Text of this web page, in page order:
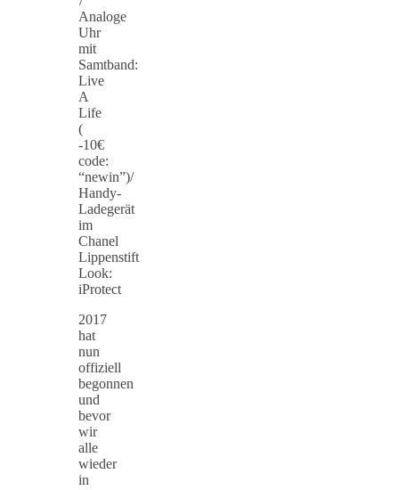
Analoge
Uhr
mit
Samtband:
Live
A
Life
(
-10€
code:
“newin”)/
Handy-
Ladegerät
im
Chanel
Lippenstift
Look:
iProtect
2017
hat
nun
offiziell
begonnen
und
bevor
wir
alle
wieder
in